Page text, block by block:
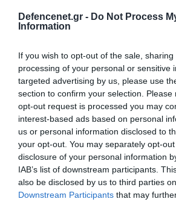
Defencenet.gr - Do Not Process
Information
If you wish to opt-out of the sale,
processing of your personal or sensitive
targeted advertising by us, please use
section to confirm your selection.
opt-out request is processed you may
interest-based ads based on personal
us or personal information disclosed to
your opt-out. You may separately opt-
disclosure of your personal information
IAB’s list of downstream participants.
also be disclosed by us to third parties
Downstream Participants that may
09.08.2026 | 12:02
Λευκάδα-Βουλγαρία:
χτυπούν την εθνική κυριαρχία
κίνδυνο οικονομίες χωρών